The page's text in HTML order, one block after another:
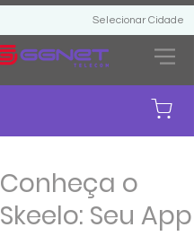
Selecionar Cidade
Conheça o
Skeelo: Seu App